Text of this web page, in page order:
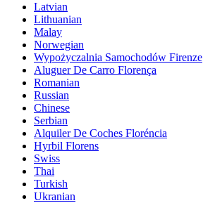
Latvian
Lithuanian
Malay
Norwegian
Wypożyczalnia Samochodów Firenze
Aluguer De Carro Florença
Romanian
Russian
Chinese
Serbian
Alquiler De Coches Floréncia
Hyrbil Florens
Swiss
Thai
Turkish
Ukranian